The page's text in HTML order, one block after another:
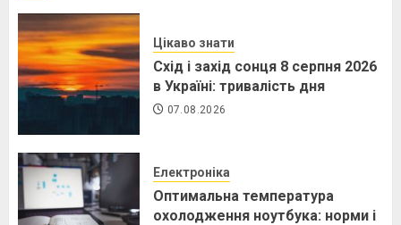
Цікаво знати
Схід і захід сонця 8 серпня 2026
в Україні: тривалість дня
07.08.2026
Електроніка
Оптимальна температура
охолодження ноутбука: норми і